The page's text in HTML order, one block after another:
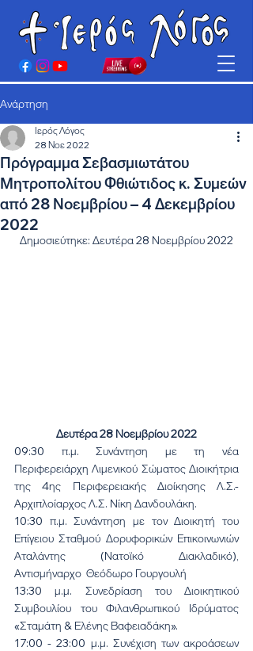
Ανάρτηση
Πρόγραμμα Σεβασμιωτάτου
Μητροπολίτου Φθιώτιδος κ. Συμεών
από 28 Νοεμβρίου – 4 Δεκεμβρίου
2022
Ιερός Λόγος
28 Νοε 2022
Δημοσιεύτηκε: Δευτέρα 28 Νοεμβρίου 2022
Δευτέρα 28 Νοεμβρίου 2022
09:30 π.μ. Συνάντηση με τη νέα
Περιφερειάρχη Λιμενικού Σώματος Διοικήτρια
της 4ης Περιφερειακής Διοίκησης Λ.Σ.-
Αρχιπλοίαρχος Λ.Σ. Νίκη Δανδουλάκη.
10:30 π.μ. Συνάντηση με τον Διοικητή του
Επίγειου Σταθμού Δορυφορικών Επικοινωνιών
Αταλάντης (Νατοϊκό Διακλαδικό),
Αντισμήναρχο  Θεόδωρο Γουργουλή
13:30 μ.μ. Συνεδρίαση του Διοικητικού
Συμβουλίου του Φιλανθρωπικού Ιδρύματος
«Σταμάτη & Ελένης Βαφειαδάκη».
17:00 - 23:00 μ.μ. Συνέχιση των ακροάσεων